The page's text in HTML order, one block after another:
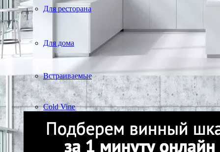
Для ресторана
Для дома
Встраиваемые
Cold Vine